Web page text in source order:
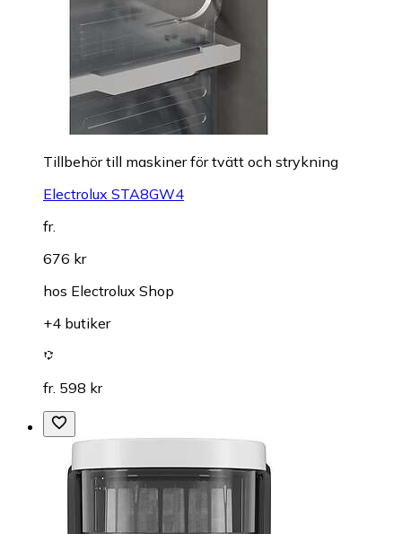
Tillbehör till maskiner för tvätt och strykning
Electrolux STA8GW4
fr.
676 kr
hos Electrolux Shop
+4 butiker
fr. 598 kr